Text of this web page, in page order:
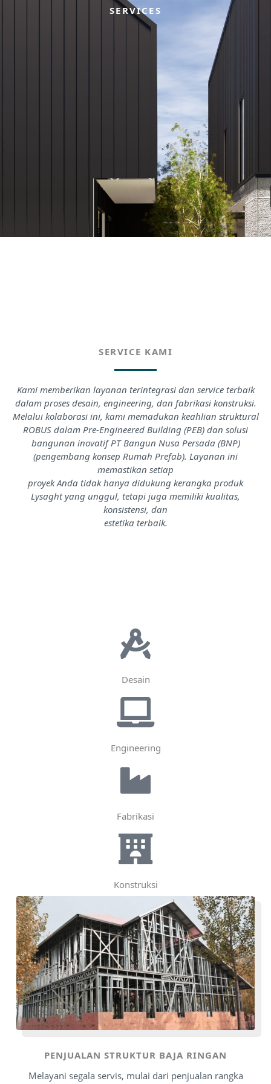
SERVICES
SERVICE KAMI
Kami memberikan layanan terintegrasi dan service terbaik
dalam proses desain, engineering, dan fabrikasi konstruksi.
Melalui kolaborasi ini, kami memadukan keahlian struktural
ROBUS dalam Pre-Engineered Building (PEB) dan solusi
bangunan inovatif PT Bangun Nusa Persada (BNP)
(pengembang konsep Rumah Prefab). Layanan ini
memastikan setiap
proyek Anda tidak hanya didukung kerangka produk
Lysaght yang unggul, tetapi juga memiliki kualitas,
konsistensi, dan
estetika terbaik.
Desain
Engineering
Fabrikasi
Konstruksi
PENJUALAN STRUKTUR BAJA RINGAN
Melayani segala servis, mulai dari penjualan rangka